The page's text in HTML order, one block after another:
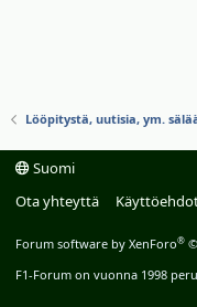
Lööpitystä, uutisia, ym.
Suomi
Ota yhteyttä
Forum software by XenForo®
F1-Forum on vuonna 1998